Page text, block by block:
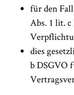
für den
Abs. 1 lit.
dies
b DSGVO